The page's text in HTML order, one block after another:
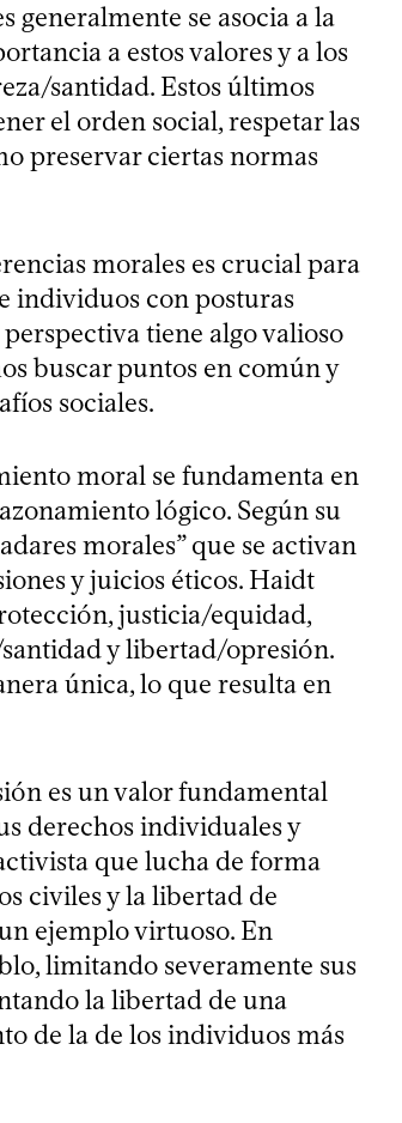
generalmente se asocia a la
a estos valores y a los
santidad. Estos últimos
el orden social, respetar las
preservar ciertas normas
morales es crucial para
individuos con posturas
tiene algo valioso
buscar puntos en común y
sociales.
moral se fundamenta en
lógico. Según su
morales” que se activan
y juicios éticos. Haidt
justicia/equidad,
y libertad/opresión.
única, lo que resulta en
es un valor fundamental
derechos individuales y
que lucha de forma
civiles y la libertad de
ejemplo virtuoso. En
limitando severamente sus
la libertad de una
de la de los individuos más